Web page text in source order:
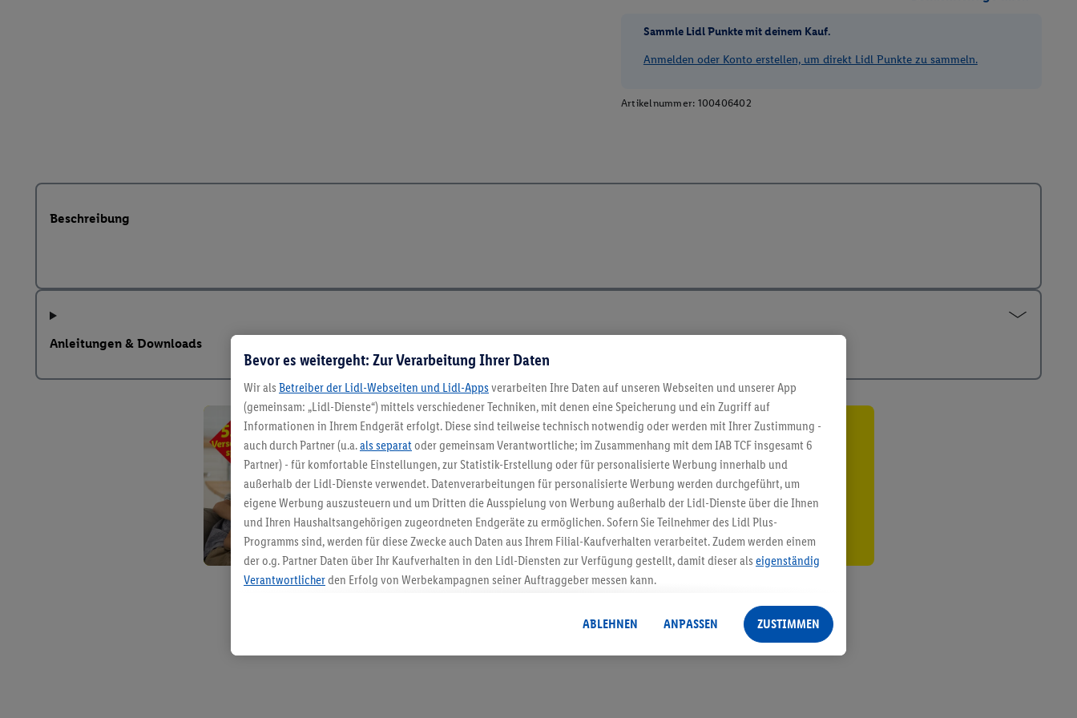
Sammle Lidl Punkte mit deinem Kauf.
Anmelden oder Konto erstellen, um direkt Lidl Punkte zu sammeln.
Artikelnummer: 100406402
Beschreibung
Anleitungen & Downloads
5.95 € Versand sparen³²ᵃ
Jetzt zum Newsletter anmelden
Gutschein sichern!
Bevor es weitergeht: Zur Verarbeitung Ihrer Daten
Wir als Betreiber der Lidl-Webseiten und Lidl-Apps verarbeiten Ihre Daten auf unseren Webseiten und unserer App
(gemeinsam: „Lidl-Dienste“) mittels verschiedener Techniken, mit denen eine Speicherung und ein Zugriff auf
Informationen in Ihrem Endgerät erfolgt. Diese sind teilweise technisch notwendig oder werden mit Ihrer Zustimmung -
auch durch Partner (u.a.als separat oder gemeinsam Verantwortliche; im Zusammenhang mit dem IAB TCF insgesamt 6
Partner) - für komfortable Einstellungen, zur Statistik-Erstellung oder für personalisierte Werbung innerhalb und
außerhalb der Lidl-Dienste verwendet. Datenverarbeitungen für personalisierte Werbung werden durchgeführt, um
eigene Werbung auszusteuern und um Dritten die Ausspielung von Werbung außerhalb der Lidl-Dienste über die Ihnen
und Ihren Haushaltsangehörigen zugeordneten Endgeräte zu ermöglichen. Sofern Sie Teilnehmer des Lidl Plus-
Programms sind, werden für diese Zwecke auch Daten aus Ihrem Filial-Kaufverhalten verarbeitet. Zudem werden einem
der o.g. Partner Daten über Ihr Kaufverhalten in den Lidl-Diensten zur Verfügung gestellt, damit dieser als eigenständig
Verantwortlicherden Erfolg von Werbekampagnen seiner Auftraggeber messen kann.
angereicherten Profilen. Dies umfasst die Zusammenführung von Daten (z.B. über Ihre Nutzung der Lidl-Dienste, Ihr
Kaufverhalten in den Lidl-Diensten, Informationen aus Ihrem Kundenkonto - z.B. Alter oder Geschlecht - sowie Ihre
genauen Standortdaten) auch über verschiedene Endgeräte und Lidl-Dienste hinweg einschließlich dem Speichern von
ABLEHNEN ANPASSEN ZUSTIMMEN